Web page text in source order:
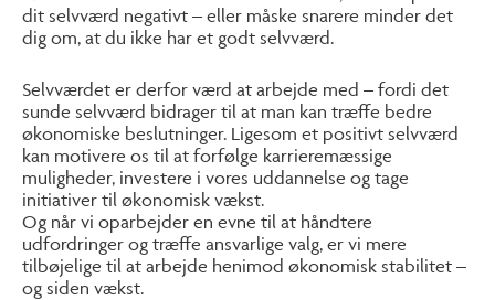
dit selvværd negativt – eller måske snarere minder det
dig om, at du ikke har et godt selvværd.
Selvværdet er derfor værd at arbejde med – fordi det
sunde selvværd bidrager til at man kan træffe bedre
økonomiske beslutninger. Ligesom et positivt selvværd
kan motivere os til at forfølge karrieremæssige
muligheder, investere i vores uddannelse og tage
initiativer til økonomisk vækst.
Og når vi oparbejder en evne til at håndtere
udfordringer og træffe ansvarlige valg, er vi mere
tilbøjelige til at arbejde henimod økonomisk stabilitet –
og siden vækst.